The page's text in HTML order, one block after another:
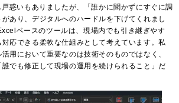
惑いもありましたが、「誰かに聞かずにすぐに調
あり、デジタルへのハードルを下げてくれまし
ベースのツールは、現場内でも引き継ぎやす
対応できる柔軟な仕組みとして考えています。私
用において重要なのは技術そのものではなく、
誰でも修正して現場の運用を続けられること」だ